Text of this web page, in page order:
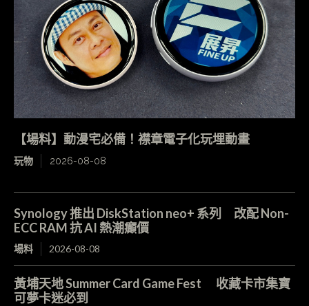
【場料】動漫宅必備！襟章電子化玩埋動畫
玩物 2026-08-08
Synology 推出 DiskStation neo+ 系列 改配 Non-
ECC RAM 抗 AI 熱潮癲價
場料 2026-08-08
黃埔天地 Summer Card Game Fest 收藏卡市集寶
可夢卡迷必到